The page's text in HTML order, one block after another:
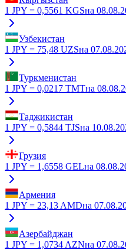
1 JPY = 0,5561 KGSна
Узбекистан
1 JPY = 75,48 UZSна
Туркменистан
1 JPY = 0,0217 TMTна
Таджикистан
1 JPY = 0,5844 TJSна
Грузия
1 JPY = 1,6558 GELна
Армения
1 JPY = 23,13 AMDна
Азербайджан
1 JPY = 1,0734 AZNна